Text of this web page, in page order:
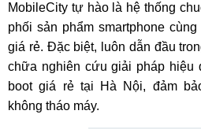
MobileCity tự hào là hệ thống
phối sản phẩm smartphone
giá rẻ. Đặc biệt, luôn dẫn đầu
chữa nghiên cứu giải pháp hiệu
boot giá rẻ tại Hà Nội, đảm
không tháo máy.